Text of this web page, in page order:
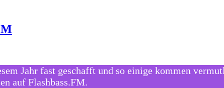
Jahr fast geschafft und so einige kommen
auf Flashbass.FM.